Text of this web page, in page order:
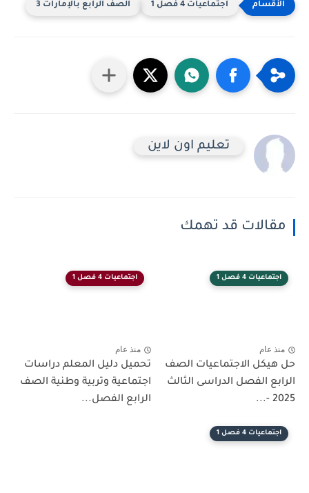
اجتماعيات 4 فصل 1 الصف الرابع بالإمارات 3
تعليم اون لاين
قد تهمك
4 فصل 1
الاجتماعيات الصف
الفصل الدراسى الثالث
اجتماعيات 4 فصل 1
تحميل دليل المعلم دراسات
اجتماعية وتربية وطنية الصف
الرابع الفصل...
4 فصل 1